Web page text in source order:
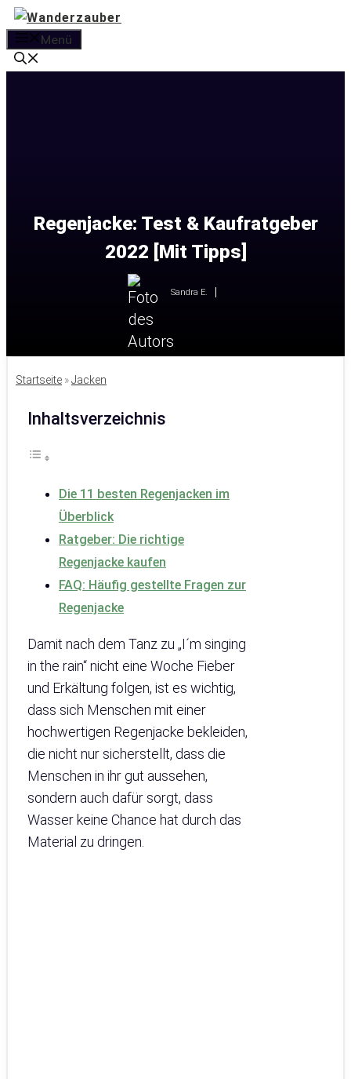
Zum
Inhalt
springen
Menü
Regenjacke: Test & Kaufratgeber
2022 [Mit Tipps]
Sandra E.
Startseite »Jacken
Inhaltsverzeichnis
Die 11 besten Regenjacken im
Überblick
Ratgeber: Die richtige
Regenjacke kaufen
FAQ: Häufig gestellte Fragen zur
Regenjacke
Damit nach dem Tanz zu „I´m singing
in the rain“ nicht eine Woche Fieber
und Erkältung folgen, ist es wichtig,
dass sich Menschen mit einer
hochwertigen Regenjacke bekleiden,
die nicht nur sicherstellt, dass die
Menschen in ihr gut aussehen,
sondern auch dafür sorgt, dass
Wasser keine Chance hat durch das
Material zu dringen.